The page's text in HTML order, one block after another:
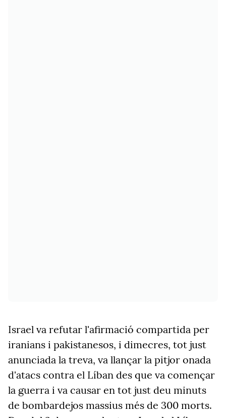
Israel va refutar l'afirmació compartida per
iranians i pakistanesos, i dimecres, tot just
anunciada la treva, va llançar la pitjor onada
d'atacs contra el Líban des que va començar
la guerra i va causar en tot just deu minuts
de bombardejos massius més de 300 morts.